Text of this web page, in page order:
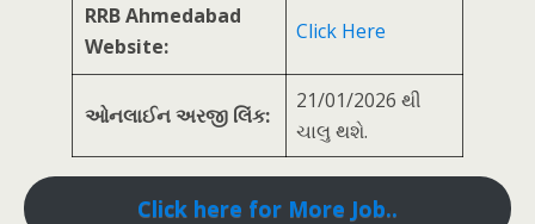
RRB Ahmedabad
Website:
Click Here
ઓનલાઈન અરજી લિંક:
21/01/2026 થી
ચાલુ થશે.
Click here for More Job..